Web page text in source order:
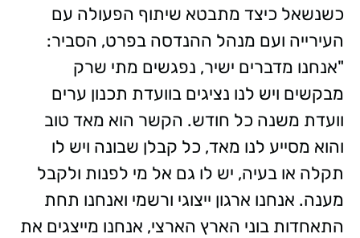
כשנשאל כיצד מתבטא שיתוף הפעולה עם
העירייה ועם מנהל ההנדסה בפרט, הסביר:
"אנחנו מדברים ישיר, נפגשים מתי שרק
מבקשים ויש לנו נציגים בוועדת תכנון ערים
וועדת משנה כל חודש. הקשר הוא מאד טוב
והוא מסייע לנו מאד, כל קבלן שבונה ויש לו
תקלה או בעיה, יש לו גם אל מי לפנות ולקבל
מענה. אנחנו ארגון ייצוגי ורשמי ואנחנו תחת
התאחדות בוני הארץ הארצי, אנחנו מייצגים את